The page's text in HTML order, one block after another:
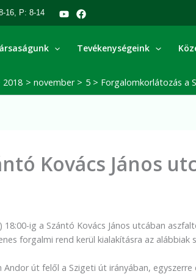
16, P: 8-14
Tevékenységeink
2018 november 5 Forgalomkorlátozás a
Kovács János
ig a Szántó Kovács János utcában
forgalmi rend kerül kialakításra az alábbiak
út felől a Szigeti út irányában,